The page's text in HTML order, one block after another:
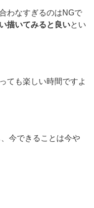
わなすぎるのはNGで
描いてみると良いとい
ても楽しい時間ですよ
今できることは今や